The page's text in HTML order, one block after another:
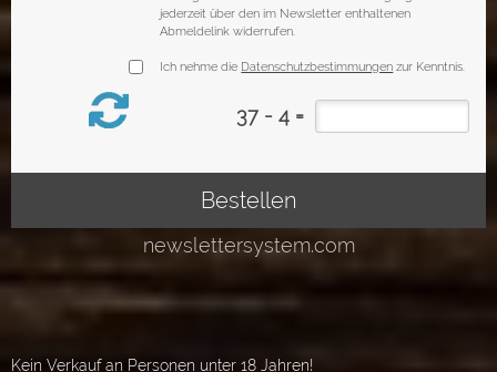
Kein Verkauf an Personen unter 18 Jahren!